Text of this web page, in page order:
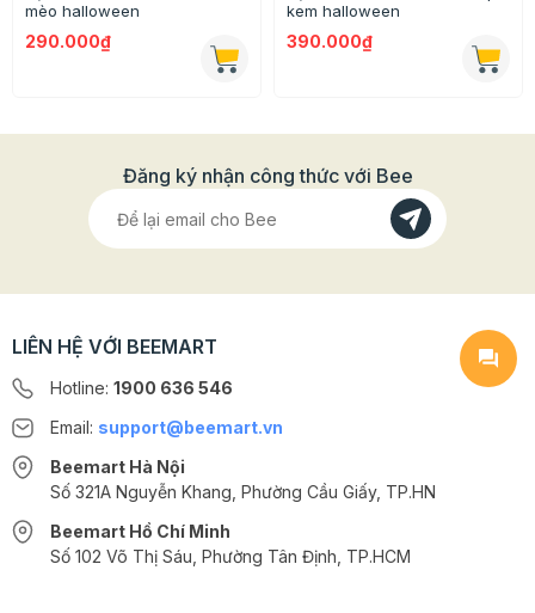
mèo halloween
290.000₫
kem halloween
390.000₫
Đăng ký nhận công thức với Bee
LIÊN HỆ VỚI BEEMART
Hotline: 1900 636 546
Email: support@beemart.vn
Beemart Hà Nội
Số 321A Nguyễn Khang, Phường Cầu Giấy, TP.HN
Beemart Hồ Chí Minh
Số 102 Võ Thị Sáu, Phường Tân Định, TP.HCM